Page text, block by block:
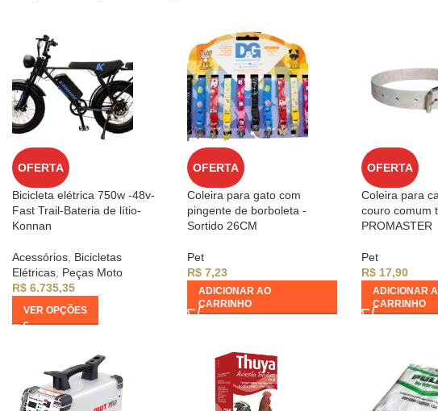
OFERTA
Bicicleta elétrica 750w -48v-
Fast Trail-Bateria de lítio-
Konnan
Acessórios Bicicletas
Elétricas Peças Moto
R$ 6.735,35
VER OPÇÕES
OFERTA
Coleira para gato com
pingente de borboleta -
Sortido 26CM
Pet
R$7,23
ADICIONAR AO
CARRINHO
OFERTA
Coleira para
couro comum
PROMASTER
Pet
R$ 17,90
ADICIONAR
CARRINHO